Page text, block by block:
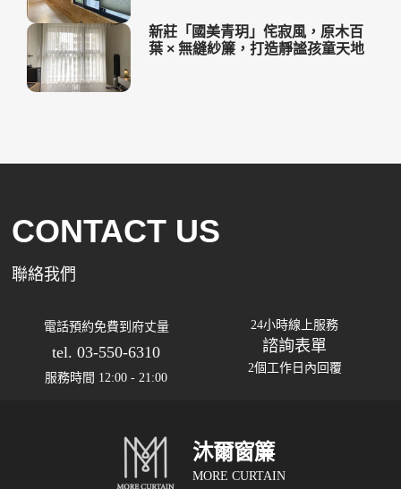
新莊「國美青玥」侘寂風，原木百
葉 × 無縫紗簾，打造靜謐孩童天地
CONTACT US
聯絡我們
電話預約免費到府丈量
tel. 03-550-6310
服務時間 12:00 - 21:00
24小時線上服務
諮詢表單
2個工作日內回覆
沐爾窗簾
MORE CURTAIN